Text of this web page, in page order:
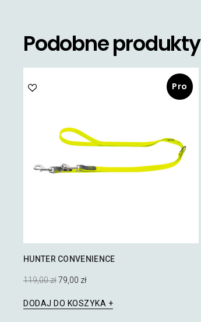
Podobne produkty
Pro
HUNTER CONVENIENCE
119,00zł Pierwotna
cena
119,00 zł.
79,00 złAktualna
79,00 zł.
DODAJ DO KOSZYKA